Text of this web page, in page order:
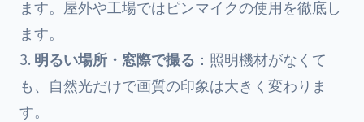
ます。屋外や工場ではピンマイクの使用を徹底し
ます。
明るい場所・窓際で撮る ：照明機材がなくて
も、自然光だけで画質の印象は大きく変わりま
す。